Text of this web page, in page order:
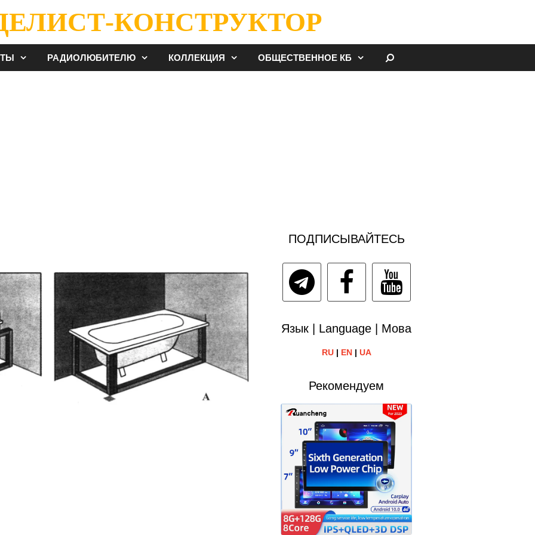
КОНСТРУКТОР
РАДИОЛЮБИТЕЛЮ КОЛЛЕКЦИЯ ОБЩЕСТВЕННОЕ КБ
ПОДПИСЫВАЙТЕСЬ
Язык | Language | Мова
RU| EN| UA
Рекомендуем